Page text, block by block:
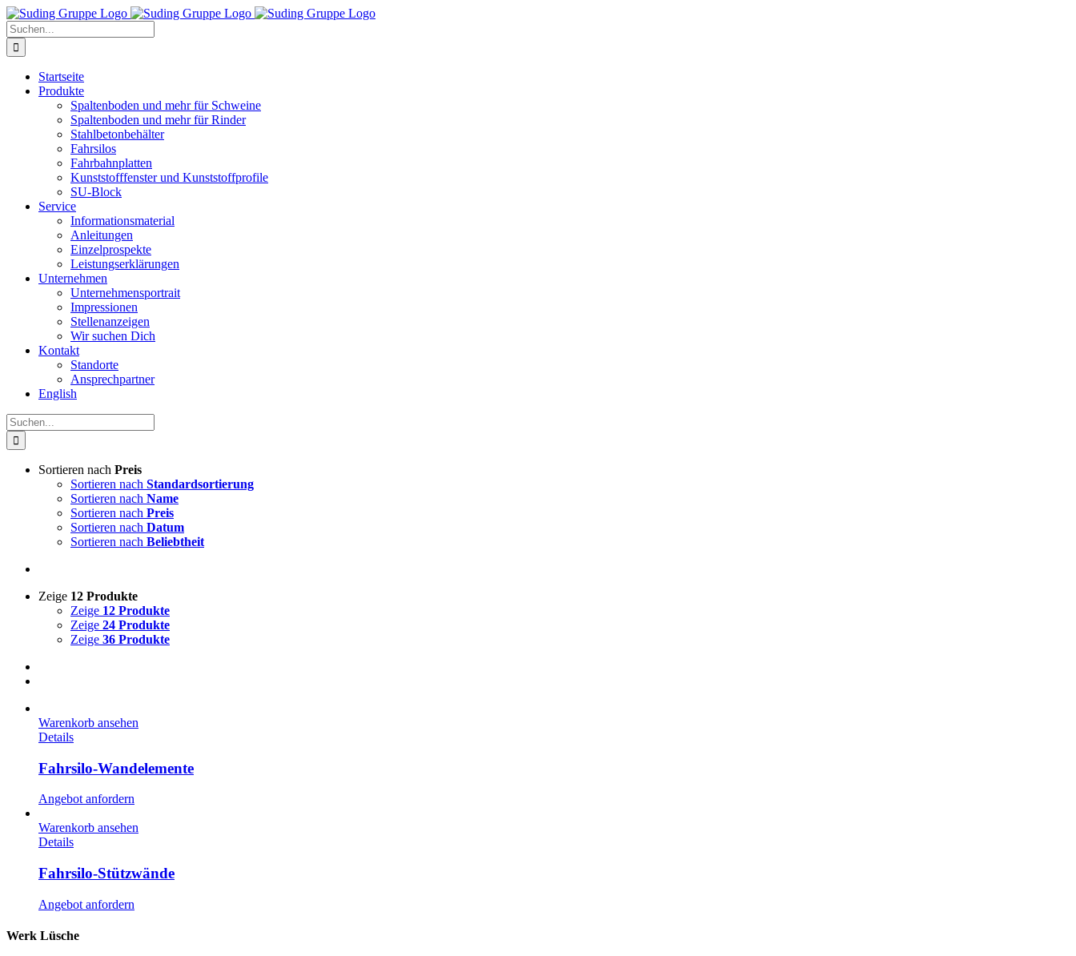
Zum
Inhalt
springen
Suche
nach:
Startseite
Produkte
Spaltenboden und mehr für Schweine
Spaltenboden und mehr für Rinder
Stahlbetonbehälter
Fahrsilos
Fahrbahnplatten
Kunststofffenster und Kunststoffprofile
SU-Block
Service
Informationsmaterial
Anleitungen
Einzelprospekte
Leistungserklärungen
Unternehmen
Unternehmensportrait
Impressionen
Stellenanzeigen
Wir suchen Dich
Kontakt
Standorte
Ansprechpartner
English
Suche
nach:
Sortieren nach Preis
Sortieren nach Standardsortierung
Sortieren nach Name
Sortieren nach Preis
Sortieren nach Datum
Sortieren nach Beliebtheit
Zeige 12 Produkte
Zeige 12 Produkte
Zeige 24 Produkte
Zeige 36 Produkte
Warenkorb ansehen
Details
Fahrsilo-Wandelemente
Angebot anfordern
Warenkorb ansehen
Details
Fahrsilo-Stützwände
Angebot anfordern
Werk Lüsche